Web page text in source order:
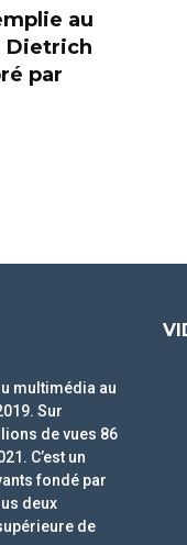
au
Dietrich
par
multimédia au
Sur
de vues 86
C’est un
fondé par
deux
de